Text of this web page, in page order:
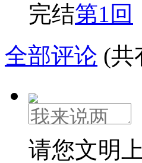
完结第1回
全部评论 (共
请您文明